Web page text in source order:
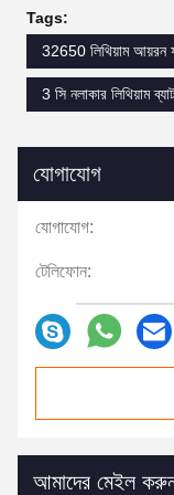
Tags:
32650 লিথিয়াম আয়রন
3 সি নলাকার লিথিয়াম
যোগাযোগ
যোগাযোগ:
টেলিফোন:
আমাদের মেইল